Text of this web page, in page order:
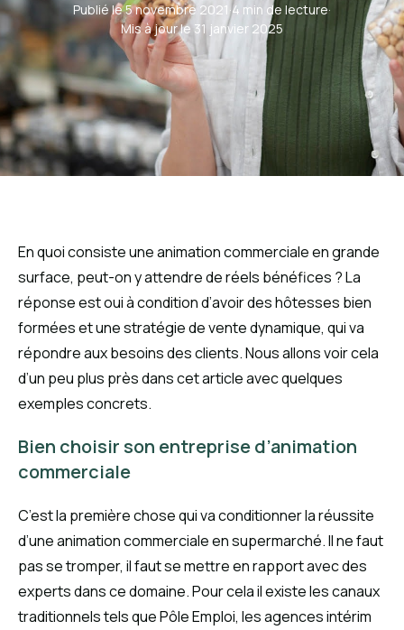
Publié le 5 novembre 2021·4 min de lecture·
Mis à jour le 31 janvier 2025
En quoi consiste une animation commerciale en grande
surface, peut-on y attendre de réels bénéfices ? La
réponse est oui à condition d’avoir des hôtesses bien
formées et une stratégie de vente dynamique, qui va
répondre aux besoins des clients. Nous allons voir cela
d’un peu plus près dans cet article avec quelques
exemples concrets.
Bien choisir son entreprise d’animation
commerciale
C’est la première chose qui va conditionner la réussite
d’une animation commerciale en supermarché. Il ne faut
pas se tromper, il faut se mettre en rapport avec des
experts dans ce domaine. Pour cela il existe les canaux
traditionnels tels que Pôle Emploi, les agences intérim